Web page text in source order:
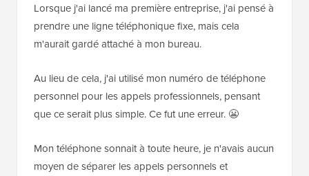
Lorsque j'ai lancé ma première entreprise, j'ai pensé à
prendre une ligne téléphonique fixe, mais cela
m'aurait gardé attaché à mon bureau.
Au lieu de cela, j'ai utilisé mon numéro de téléphone
personnel pour les appels professionnels, pensant
que ce serait plus simple. Ce fut une erreur. 😬
Mon téléphone sonnait à toute heure, je n'avais aucun
moyen de séparer les appels personnels et